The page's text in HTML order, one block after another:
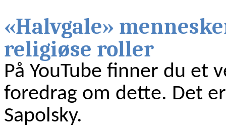
«Halvgale»
religiøse roller
På YouTube finner du et
foredrag om dette. Det
Sapolsky.